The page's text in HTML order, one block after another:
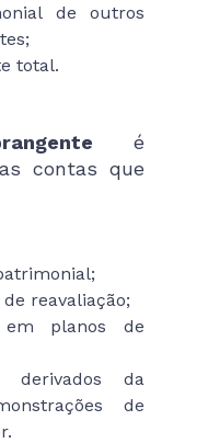
de outros
total.
é
contas que
reavaliação;
planos de
derivados da
de